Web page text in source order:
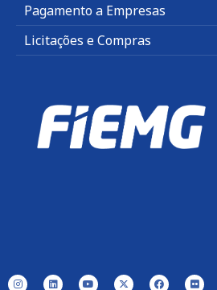
Pagamento a Empresas
Licitações e Compras